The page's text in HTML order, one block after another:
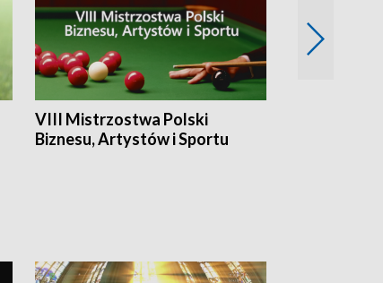
VIII Mistrzostwa Polski
Biznesu, Artystów i Sportu